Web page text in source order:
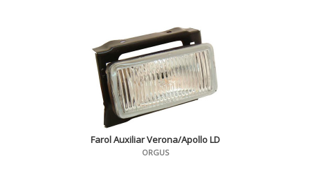
Farol Auxiliar Verona/Apollo LD
ORGUS